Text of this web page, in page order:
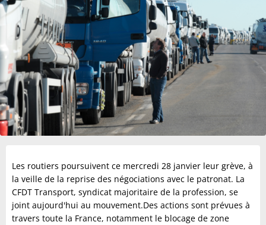
Les routiers poursuivent ce mercredi 28 janvier leur grève, à
la veille de la reprise des négociations avec le patronat. La
CFDT Transport, syndicat majoritaire de la profession, se
joint aujourd'hui au mouvement.Des actions sont prévues à
travers toute la France, notamment le blocage de zone